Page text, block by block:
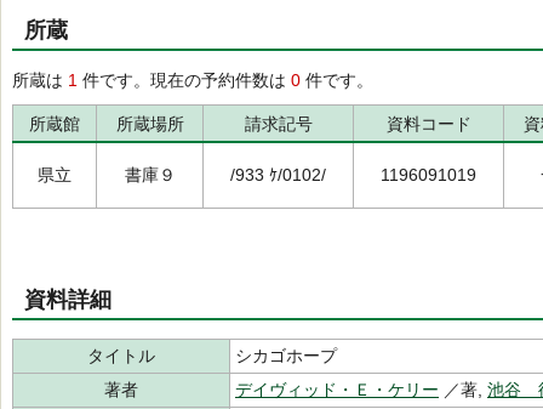
所蔵
所蔵は 1 件です。現在の予約件数は 0 件です。
所蔵館 所蔵場所 請求記号 資料コード
県立 書庫９ /933 ｹ/0102/ 1196091019
資料詳細
タイトル
シカゴホープ
著者
デイヴィッド・Ｅ・ケリー ／著, 池谷